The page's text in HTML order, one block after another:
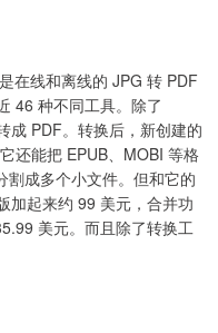
在线和离线的 JPG 转 PDF
46 种不同工具。除了
成 PDF。转换后，新创建的
还能把 EPUB、MOBI 等格
割成多个小文件。但和它的
加起来约 99 美元，合并功
美元。而且除了转换工